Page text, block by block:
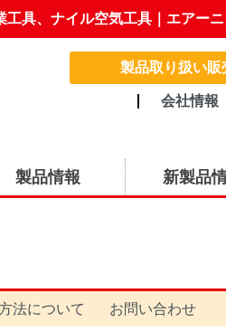
具、ナイル空気工具｜エアー
製品取り扱い販
会社情報
製品情報 新製品
法について お問い合わせ